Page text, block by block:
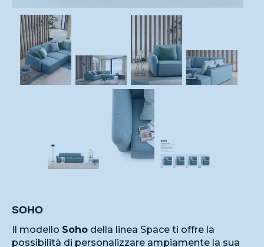
SOHO
Il modello Soho della linea Space ti offre la
possibilità di personalizzare ampiamente la sua